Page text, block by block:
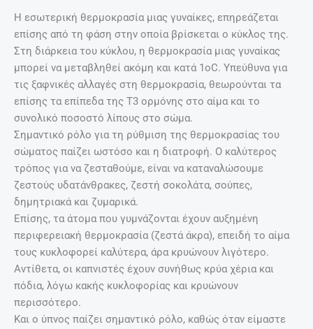
Η εσωτερική θερμοκρασία μιας γυναίκες, επηρεάζεται
επίσης από τη φάση στην οποία βρίσκεται ο κύκλος της.
Στη διάρκεια του κύκλου, η θερμοκρασία μιας γυναίκας
μπορεί να μεταβληθεί ακόμη και κατά 1oC. Υπεύθυνα για
τις ξαφνικές αλλαγές στη θερμοκρασία, θεωρούνται τα
επίσης τα επίπεδα της Τ3 ορμόνης στο αίμα και το
συνολικό ποσοστό λίπους στο σώμα.
Σημαντικό ρόλο για τη ρύθμιση της θερμοκρασίας του
σώματος παίζει ωστόσο και η διατροφή. Ο καλύτερος
τρόπος για να ζεσταθούμε, είναι να καταναλώσουμε
ζεστούς υδατάνθρακες, ζεστή σοκολάτα, σούπες,
δημητριακά και ζυμαρικά.
Επίσης, τα άτομα που γυμνάζονται έχουν αυξημένη
περιφερειακή θερμοκρασία (ζεστά άκρα), επειδή το αίμα
τους κυκλοφορεί καλύτερα, άρα κρυώνουν λιγότερο.
Αντίθετα, οι καπνιστές έχουν συνήθως κρύα χέρια και
πόδια, λόγω κακής κυκλοφορίας και κρυώνουν
περισσότερο.
Και ο ύπνος παίζει σημαντικό ρόλο, καθώς όταν είμαστε